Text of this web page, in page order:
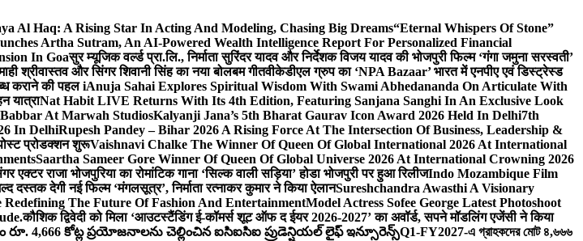
Al Haq: A Rising Star In Acting And Modeling, Chasing Big Dreams“Eternal Whispers Of Stone”
Artha Sutram, An AI-Powered Wealth Intelligence Report For Personalized Financial
In Goaसुर म्यूजिक वर्ल्ड प्रा.लि., निर्माता सुरिंदर यादव और निर्देशक विजय यादव की भोजपुरी फिल्म ‘गंगा जमुना सरस्वती’
श्रीवास्तव और सिंगर शिवानी सिंह का नया बोलबम गीतवीकेडीएल ग्रुप का ‘NPA Bazaar’ भारत में एनपीए एवं डिस्ट्रेस्ड
कराने की पहल iAnuja Sahai Explores Spiritual Wisdom With Swami Abhedananda On Articulate With
यात्राNat Habit LIVE Returns With Its 4th Edition, Featuring Sanjana Sanghi In An Exclusive Look
At Marwah StudiosKalyanji Jana’s 5th Bharat Gaurav Icon Award 2026 Held In Delhi7th
In DelhiRupesh Pandey – Bihar 2026 A Rising Force At The Intersection Of Business, Leadership &
प्रोडक्शन शुरूVaishnavi Chalke The Winner Of Queen Of Global International 2026 At International
Saartha Sameer Gore Winner Of Queen Of Global Universe 2026 At International Crowning 2026
एक्टर राजा भोजपुरिया का रोमांटिक गाना ‘सिल्क वाली सड़िया’ होडा भोजपुरी पर हुआ रिलीजIndo Mozambique Film
दस्तक देगी नई फिल्म ‘मंगलसूत्र’, निर्माता रत्नाकर कुमार ने किया ऐलानSureshchandra Awasthi A Visionary
The Future Of Fashion And EntertainmentModel Actress Sofee George Latest Photoshoot
कौशिक द्विवेदी को मिला ‘आउटस्टैंडिंग ई-कॉमर्स शूट ऑफ द ईयर 2026-2027’ का अवॉर्ड, सपने मॉडलिंग एजेंसी ने किया
4,666 కోట్ల ప్రయోజనాలను చెల్లించిన ఐసిఐసిఐ ప్రుడెన్షియల్ లైఫ్ ఇన్సూరెన్స్Q1-FY2027-এ গ্রাহকদের মোট ৪,৬৬৬